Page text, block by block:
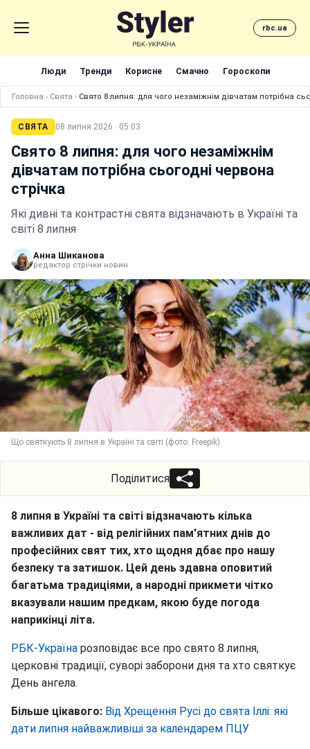
rbc.ua
Люди Тренди Корисне Смачно Гороскопи
Головна › Свята › Свято 8 липня: для чого незаміжнім дівчатам потрібна
СВЯТА 08 липня 2026 · 05:03
Свято 8 липня: для чого незаміжнім
дівчатам потрібна сьогодні червона
стрічка
Які дивні та контрастні свята відзначають в Україні та
світі 8 липня
Анна Шиканова
редактор стрічки новин
Що святкують 8 липня в Україні та світі (фото: Freepik)
Поділитися
8 липня в Україні та світі відзначають кілька
важливих дат - від релігійних пам'ятних днів до
професійних свят тих, хто щодня дбає про нашу
безпеку та затишок. Цей день здавна оповитий
багатьма традиціями, а народні прикмети чітко
вказували нашим предкам, якою буде погода
наприкінці літа.
РБК-Україна розповідає все про свято 8 липня,
церковні традиції, суворі заборони дня та хто святкує
День ангела.
Більше цікавого: Від Хрещення Русі до свята Іллі: які
дати липня найважливіші за календарем ПЦУ